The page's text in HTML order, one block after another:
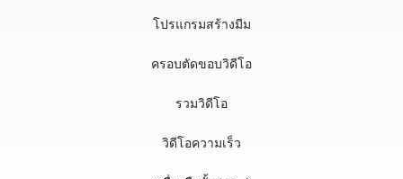
โปรแกรมสร้างมีม
ครอบตัดขอบวิดีโอ
รวมวิดีโอ
วิดีโอความเร็ว